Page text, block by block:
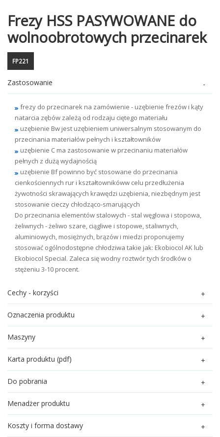
Frezy HSS PASYWOWANE do
wolnoobrotowych przecinarek
FP221
Zastosowanie
frezy do przecinarek na zamówienie - uzębienie frezów i kąty
natarcia zębów zależą od rodzaju ciętego materiału
uzębienie Bw jest uzębieniem uniwersalnym stosowanym do
przecinania materiałów pełnych i kształtowników
uzębienie C ma zastosowanie w przecinaniu materiałów
pełnych z dużą wydajnością
uzębienie Bf powinno być stosowane do przecinania
cienkościennych rur i kształtownikóww celu przedłużenia
żywotności skrawających krawędzi uzębienia, niezbędnym jest
stosowanie cieczy chłodząco-smarujących
Do przecinania elementów stalowych - stal węglowa i stopowa,
żeliwnych - żeliwo szare, ciągliwe i stopowe, staliwnych,
aluminiowych, mosiężnych, brązów i miedzi proponujemy
stosować ogólnodostępne chłodziwa takie jak: Ekobiocol AK lub
Ekobiocol Special. Zaleca się wodny roztwór tych środków o
stężeniu 3-10 procent.
Cechy - korzyści
Oznaczenia produktu
Maszyny
Karta produktu (pdf)
Do pobrania
Menadżer produktu
Koszty i forma dostawy